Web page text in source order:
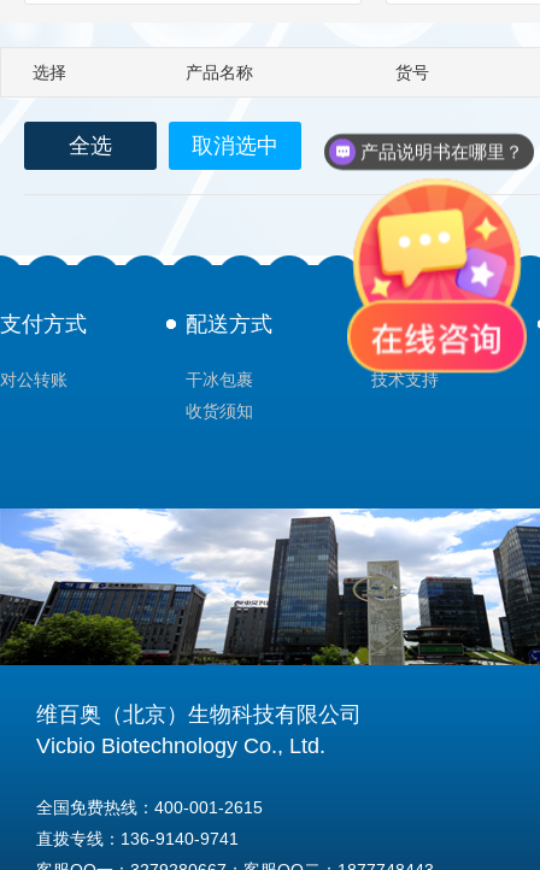
Biotez Berlin Diametra
Berry & Associates Zedira
LGC Maine Standards Biolife
Abbexa AbD Serotec
选择 产品名称 货号
全选 取消选中
支付方式
对公转账
配送方式
干冰包裹
收货须知
售后服务
技术支持
维百奥（北京）生物科技有限公司
Vicbio Biotechnology Co., Ltd.
全国免费热线：400-001-2615
直拨专线：136-9140-9741
产品说明书在哪里？
如何下单？